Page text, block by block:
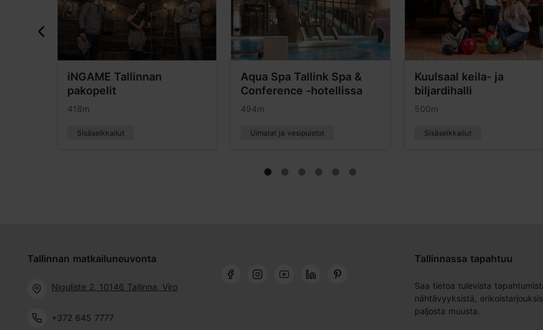
iNGAME Tallinnan
pakopelit
418m
Sisäseikkailut
Aqua Spa Tallink Spa &
Conference -hotellissa
494m
Uimalat ja vesipuistot
Kuulsaal keila- ja
biljardihalli
500m
Sisäseikkailut
Tallinnan matkailuneuvonta
Niguliste 2, 10146 Tallinna, Viro
+372 645 7777
Tallinnassa tapahtuu
Saa tietoa tulevista
nähtävyyksistä,
paljosta muusta.